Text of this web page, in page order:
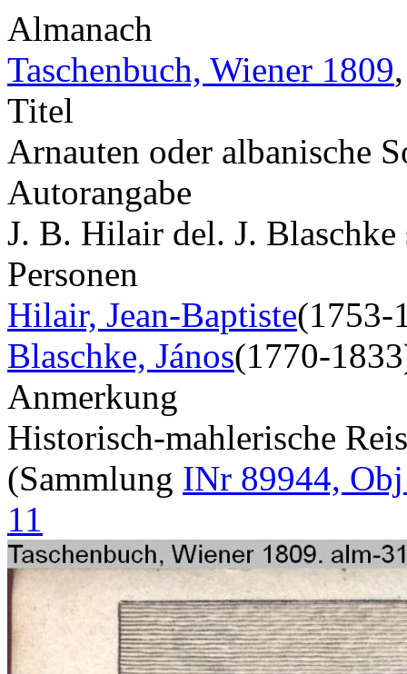
Almanach
Taschenbuch, Wiener 1809
Titel
Arnauten oder albanische
Autorangabe
J. B. Hilair del. J. Blaschke
Personen
Hilair, Jean-Baptiste(1753-
Blaschke, János(1770-
Anmerkung
Historisch-mahlerische
(Sammlung INr 89944,
11